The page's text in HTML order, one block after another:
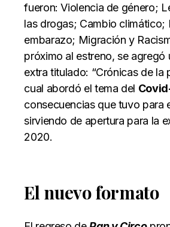
fueron: Violencia de género;
las drogas; Cambio climático;
embarazo; Migración y
próximo al estreno, se agregó
extra titulado: “Crónicas de la
cual abordó el tema del
consecuencias que tuvo para
sirviendo de apertura para la
2020.
El nuevo formato